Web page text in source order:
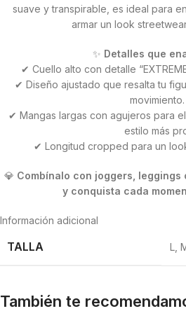
suave y transpirable, es ideal para
armar un look
✨ Detalles que
✔ Cuello alto con detalle
✔ Diseño ajustado que resalta tu
movimiento.
✔ Mangas largas con agujeros para
estilo más
✔ Longitud cropped para un
💎 Combínalo con joggers,
y conquista cada
Información adicional
TALLA L
También te